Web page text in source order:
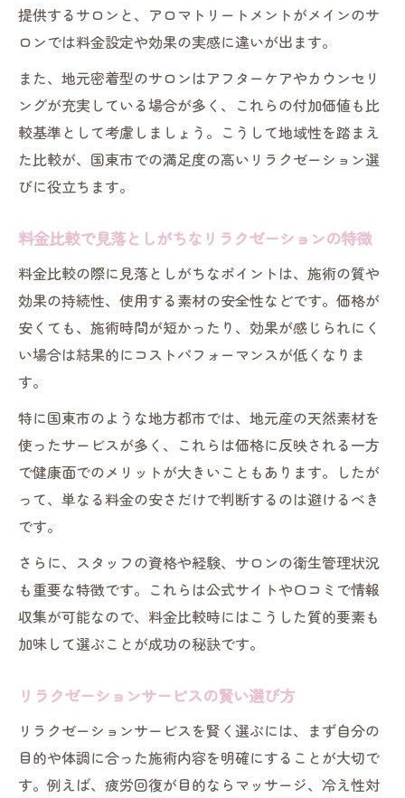
提供するサロンと、アロマトリートメントがメインのサ
ロンでは料金設定や効果の実感に違いが出ます。
また、地元密着型のサロンはアフターケアやカウンセリ
ングが充実している場合が多く、これらの付加価値も比
較基準として考慮しましょう。こうして地域性を踏まえ
た比較が、国東市での満足度の高いリラクゼーション選
びに役立ちます。
料金比較で見落としがちなリラクゼーションの特徴
料金比較の際に見落としがちなポイントは、施術の質や
効果の持続性、使用する素材の安全性などです。価格が
安くても、施術時間が短かったり、効果が感じられにく
い場合は結果的にコストパフォーマンスが低くなりま
す。
特に国東市のような地方都市では、地元産の天然素材を
使ったサービスが多く、これらは価格に反映される一方
で健康面でのメリットが大きいこともあります。したが
って、単なる料金の安さだけで判断するのは避けるべき
です。
さらに、スタッフの資格や経験、サロンの衛生管理状況
も重要な特徴です。これらは公式サイトや口コミで情報
収集が可能なので、料金比較時にはこうした質的要素も
加味して選ぶことが成功の秘訣です。
リラクゼーションサービスの賢い選び方
リラクゼーションサービスを賢く選ぶには、まず自分の
目的や体調に合った施術内容を明確にすることが大切で
す。例えば、疲労回復が目的ならマッサージ、冷え性対